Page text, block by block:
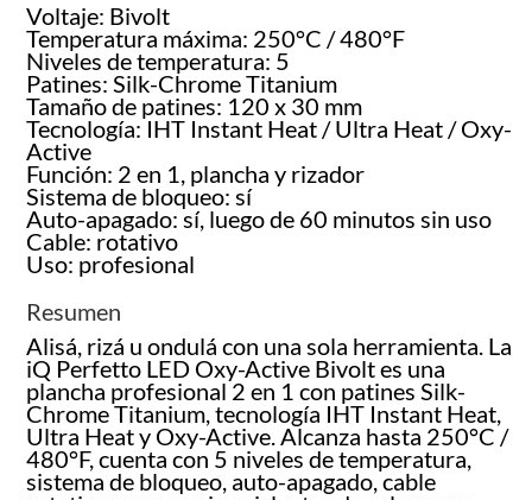
Voltaje: Bivolt
Temperatura máxima: 250°C / 480°F
Niveles de temperatura: 5
Patines: Silk-Chrome Titanium
Tamaño de patines: 120 x 30 mm
Tecnología: IHT Instant Heat / Ultra Heat / Oxy-
Active
Función: 2 en 1, plancha y rizador
Sistema de bloqueo: sí
Auto-apagado: sí, luego de 60 minutos sin uso
Cable: rotativo
Uso: profesional
Resumen
Alisá, rizá u ondulá con una sola herramienta. La
iQ Perfetto LED Oxy-Active Bivolt es una
plancha profesional 2 en 1 con patines Silk-
Chrome Titanium, tecnología IHT Instant Heat,
Ultra Heat y Oxy-Active. Alcanza hasta 250°C /
480°F, cuenta con 5 niveles de temperatura,
sistema de bloqueo, auto-apagado, cable